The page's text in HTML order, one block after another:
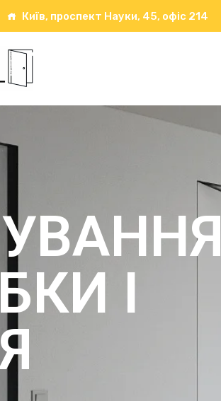
Київ, проспект Науки, 45, офіс 214
І